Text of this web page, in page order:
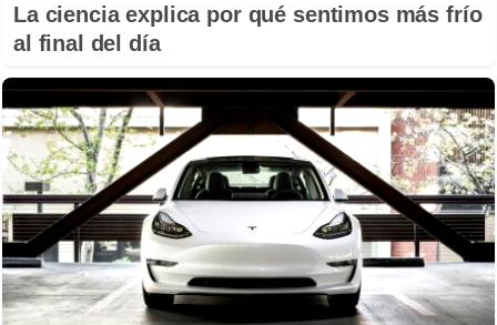
La ciencia explica por qué sentimos más frío
al final del día